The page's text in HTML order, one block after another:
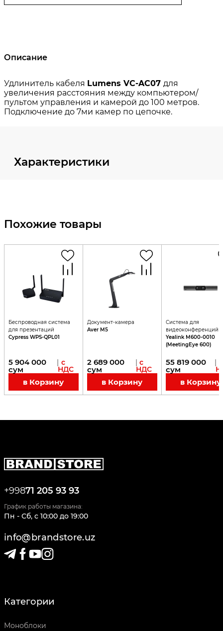
Описание
Характеристики
Похожие товары
Беспроводная система
для презентаций
Cypress WPS-QPL01
5 904 000
сум
| с
НДС
в Корзину
Документ-камера
Aver M5
2 689 000
сум
| с
НДС
в Корзину
Система для
видеоконференций
Yealink M600-0010
(MeetingEye 600)
55 819 000
сум
|
в Корзину
+99871 205 93 93
График работы магазина:
Пн - Сб, c 10:00 до 19:00
info@brandstore.uz
Категории
Моноблоки